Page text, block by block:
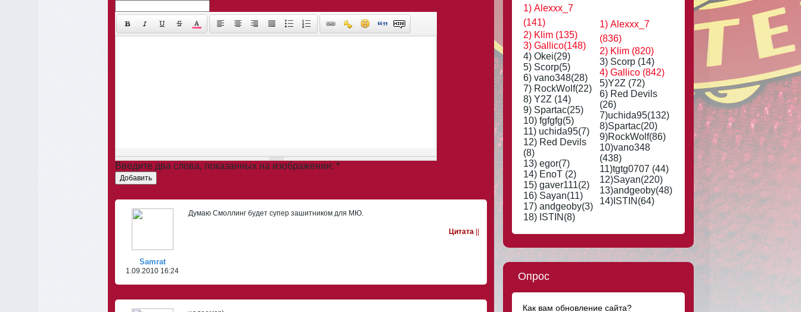
Введите два слова, показанных на изображении: *
Добавить
Samrat
1.09.2010 16:24
Думаю Смоллинг будет супер зашитником для МЮ.
Цитата ||
1) Alexxx_7
(141)
2) Klim (135)
3) Gallico(148)
4) Okei(29)
5) Scorp(5)
6) vano348(28)
7) RockWolf(22)
8) Y2Z (14)
9) Spartac(25)
10) fgfgfg(5)
11) uchida95(7)
12) Red Devils
(8)
13) egor(7)
14) EnoT (2)
15) gaver111(2)
16) Sayan(11)
17) andgeoby(3)
18) ISTIN(8)
1) Alexxx_7
(836)
2) Klim (820)
3) Scorp (14)
4) Gallico (842)
5)Y2Z (72)
6) Red Devils
(26)
7)uchida95(132)
8)Spartac(20)
9)RockWolf(86)
10)vano348
(438)
11)tgtg0707 (44)
12)Sayan(220)
13)andgeoby(48)
14)ISTIN(64)
Опрос
Как вам обновление сайта?